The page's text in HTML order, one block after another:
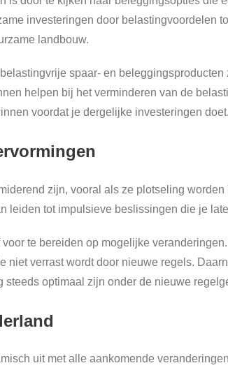
investeringen door belastingvoordelen
landbouw.
spaar- en
helpen bij het verminderen van de
voordat je dergelijke investeringen doet.
zijn, vooral als ze plotseling
leiden tot impulsieve beslissingen die je
te bereiden op mogelijke
niet verrast wordt door nieuwe regels.
optimaal zijn onder de nieuwe
uit met alle aankomende